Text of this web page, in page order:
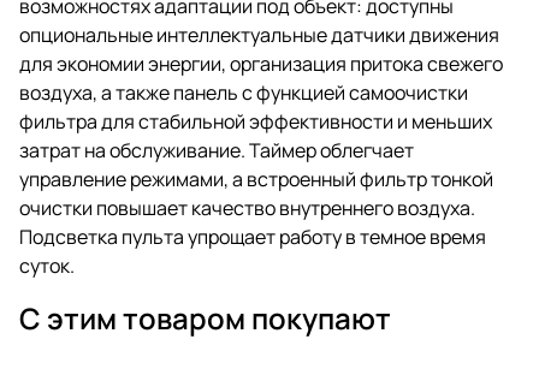
возможностях адаптации под объект: доступны
опциональные интеллектуальные датчики движения
для экономии энергии, организация притока свежего
воздуха, а также панель с функцией самоочистки
фильтра для стабильной эффективности и меньших
затрат на обслуживание. Таймер облегчает
управление режимами, а встроенный фильтр тонкой
очистки повышает качество внутреннего воздуха.
Подсветка пульта упрощает работу в темное время
суток.
С этим товаром покупают